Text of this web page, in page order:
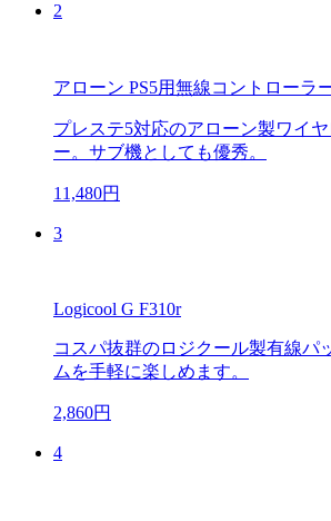
2
アローン PS5用無線コントローラ
プレステ5対応のアローン製ワイ
ー。サブ機としても優秀。
11,480円
3
Logicool G F310r
コスパ抜群のロジクール製有線パ
ムを手軽に楽しめます。
2,860円
4